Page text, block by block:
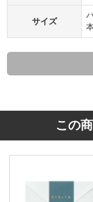
サイズ
この